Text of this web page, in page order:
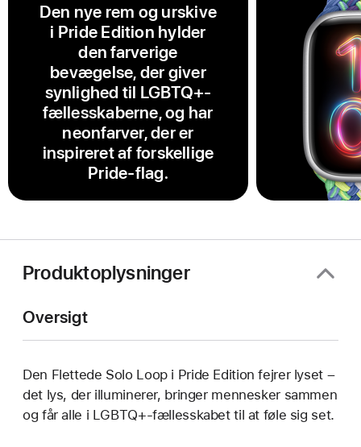
Den nye rem og urskive
i Pride Edition hylder
den farverige
bevægelse, der giver
synlighed til LGBTQ+-
fællesskaberne, og har
neonfarver, der er
inspireret af forskellige
Pride-flag.
Produktoplysninger
Oversigt
Den Flettede Solo Loop i Pride Edition fejrer lyset –
det lys, der illuminerer, bringer mennesker sammen
og får alle i LGBTQ+-fællesskabet til at føle sig set.